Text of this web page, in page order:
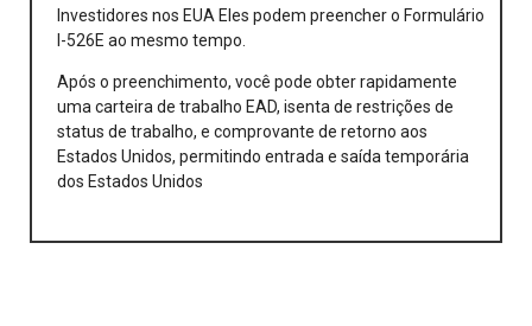
Investidores nos EUA Eles podem preencher o Formulário
I-526E ao mesmo tempo.
Após o preenchimento, você pode obter rapidamente
uma carteira de trabalho EAD, isenta de restrições de
status de trabalho, e comprovante de retorno aos
Estados Unidos, permitindo entrada e saída temporária
dos Estados Unidos